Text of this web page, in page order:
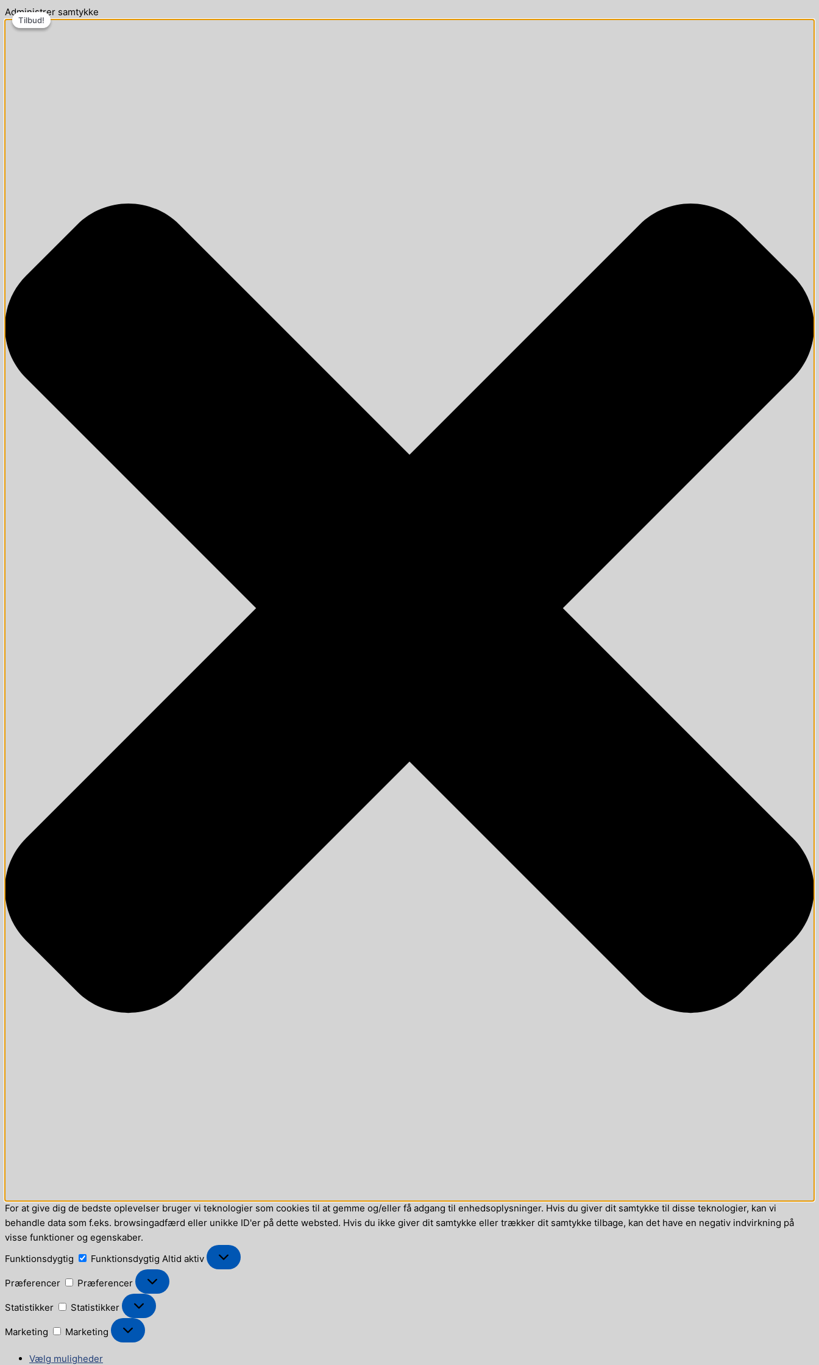
Administrer samtykke
For at give dig de bedste oplevelser bruger vi teknologier som cookies til at gemme og/eller få adgang til enhedsoplysninger. Hvis du giver dit samtykke til disse teknologier, kan vi
behandle data som f.eks. browsingadfærd eller unikke ID'er på dette websted. Hvis du ikke giver dit samtykke eller trækker dit samtykke tilbage, kan det have en negativ indvirkning på
visse funktioner og egenskaber.
Funktionsdygtig
Funktionsdygtig Altid aktiv
Præferencer Præferencer
Statistikker Statistikker
Marketing Marketing
Vælg muligheder
Tilbud!
Tilbud!